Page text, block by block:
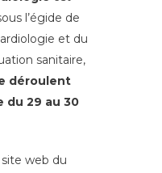
l’égide de
et du
sanitaire,
déroulent
du 29 au 30
web du